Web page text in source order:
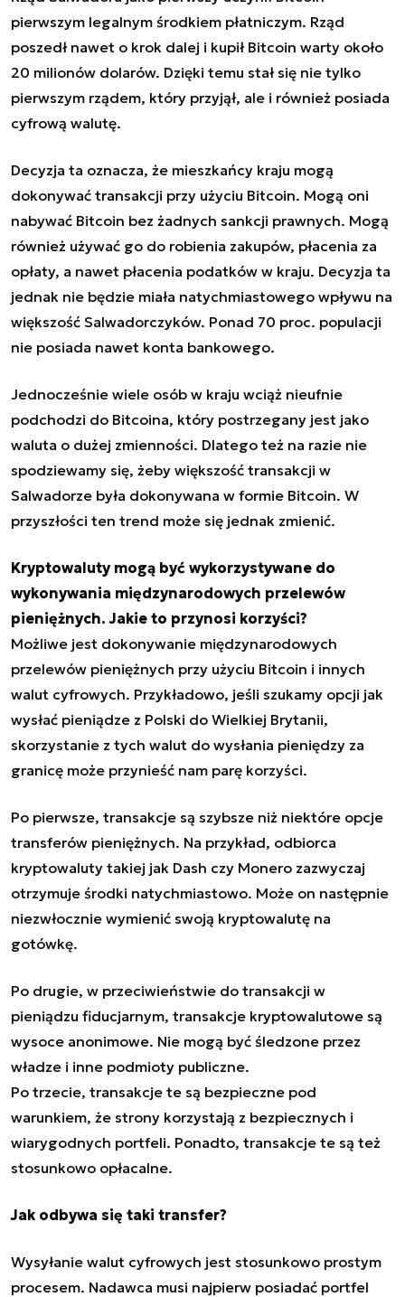
pierwszym legalnym środkiem płatniczym. Rząd
poszedł nawet o krok dalej i kupił Bitcoin warty około
20 milionów dolarów. Dzięki temu stał się nie tylko
pierwszym rządem, który przyjął, ale i również posiada
cyfrową walutę.
Decyzja ta oznacza, że mieszkańcy kraju mogą
dokonywać transakcji przy użyciu Bitcoin. Mogą oni
nabywać Bitcoin bez żadnych sankcji prawnych. Mogą
również używać go do robienia zakupów, płacenia za
opłaty, a nawet płacenia podatków w kraju. Decyzja ta
jednak nie będzie miała natychmiastowego wpływu na
większość Salwadorczyków. Ponad 70 proc. populacji
nie posiada nawet konta bankowego.
Jednocześnie wiele osób w kraju wciąż nieufnie
podchodzi do Bitcoina, który postrzegany jest jako
waluta o dużej zmienności. Dlatego też na razie nie
spodziewamy się, żeby większość transakcji w
Salwadorze była dokonywana w formie Bitcoin. W
przyszłości ten trend może się jednak zmienić.
Kryptowaluty mogą być wykorzystywane do
wykonywania międzynarodowych przelewów
pieniężnych. Jakie to przynosi korzyści?
Możliwe jest dokonywanie międzynarodowych
przelewów pieniężnych przy użyciu Bitcoin i innych
walut cyfrowych. Przykładowo, jeśli szukamy opcji jak
wysłać pieniądze z Polski do Wielkiej Brytanii,
skorzystanie z tych walut do wysłania pieniędzy za
granicę może przynieść nam parę korzyści.
Po pierwsze, transakcje są szybsze niż niektóre opcje
transferów pieniężnych. Na przykład, odbiorca
kryptowaluty takiej jak Dash czy Monero zazwyczaj
otrzymuje środki natychmiastowo. Może on następnie
niezwłocznie wymienić swoją kryptowalutę na
gotówkę.
Po drugie, w przeciwieństwie do transakcji w
pieniądzu fiducjarnym, transakcje kryptowalutowe są
wysoce anonimowe. Nie mogą być śledzone przez
władze i inne podmioty publiczne.
Po trzecie, transakcje te są bezpieczne pod
warunkiem, że strony korzystają z bezpiecznych i
wiarygodnych portfeli. Ponadto, transakcje te są też
stosunkowo opłacalne.
Jak odbywa się taki transfer?
Wysyłanie walut cyfrowych jest stosunkowo prostym
procesem. Nadawca musi najpierw posiadać portfel